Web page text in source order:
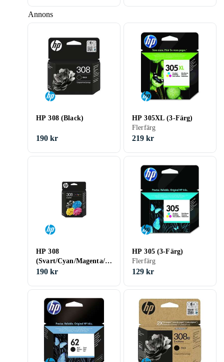
Annons
HP 308 (Black)
190 kr
HP 305XL (3-Färg)
Flerfärg
219 kr
HP 308
(Svart/Cyan/Magenta/G
ul) Multipack
190 kr
HP 305 (3-Färg)
Flerfärg
129 kr